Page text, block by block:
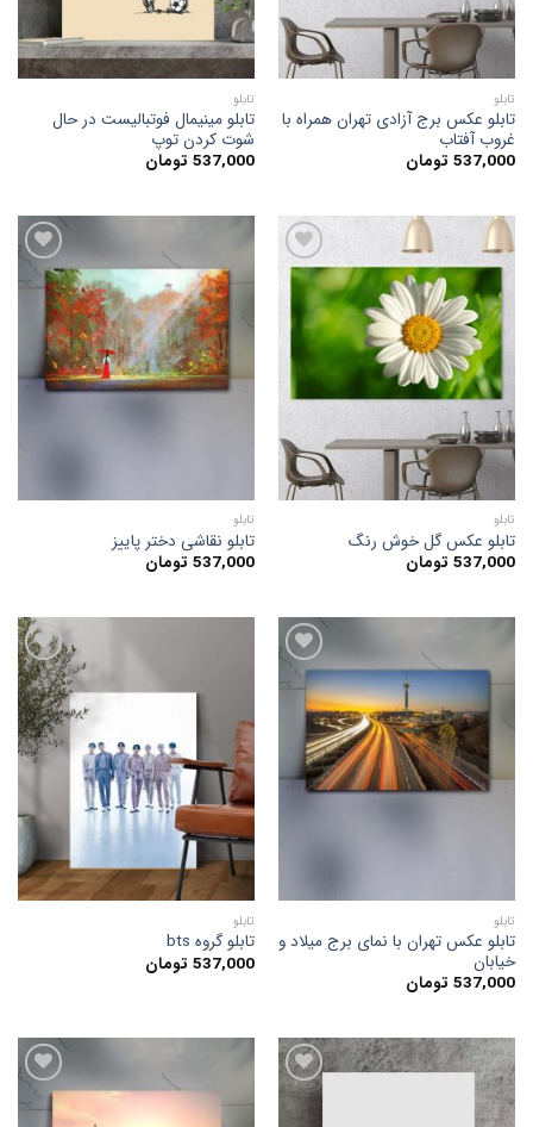
تابلو
تابلو عکس برج آزادی تهران همراه با
غروب آفتاب
537,000 تومان
تابلو
تابلو مینیمال فوتبالیست در حال
شوت کردن توپ
537,000 تومان
افزودن
به
علاقه
مندی
ها
تابلو
تابلو عکس گل خوش رنگ
537,000 تومان
افزودن
به
علاقه
مندی
ها
تابلو
تابلو نقاشی دختر پاییز
537,000 تومان
افزودن
به
علاقه
مندی
ها
تابلو
تابلو عکس تهران با نمای برج میلاد و
خیابان
537,000 تومان
افزودن
به
علاقه
مندی
تابلو
تابلو گروه bts
537,000 تومان